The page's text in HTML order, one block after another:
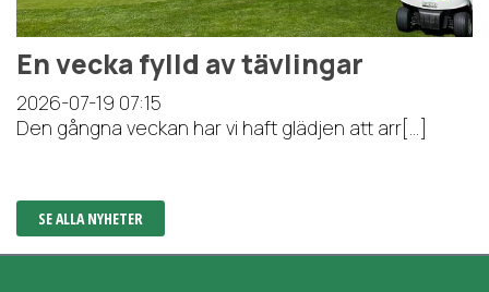
En vecka fylld av tävlingar
2026-07-19 07:15
Den gångna veckan har vi haft glädjen att arr[...]
SE ALLA NYHETER